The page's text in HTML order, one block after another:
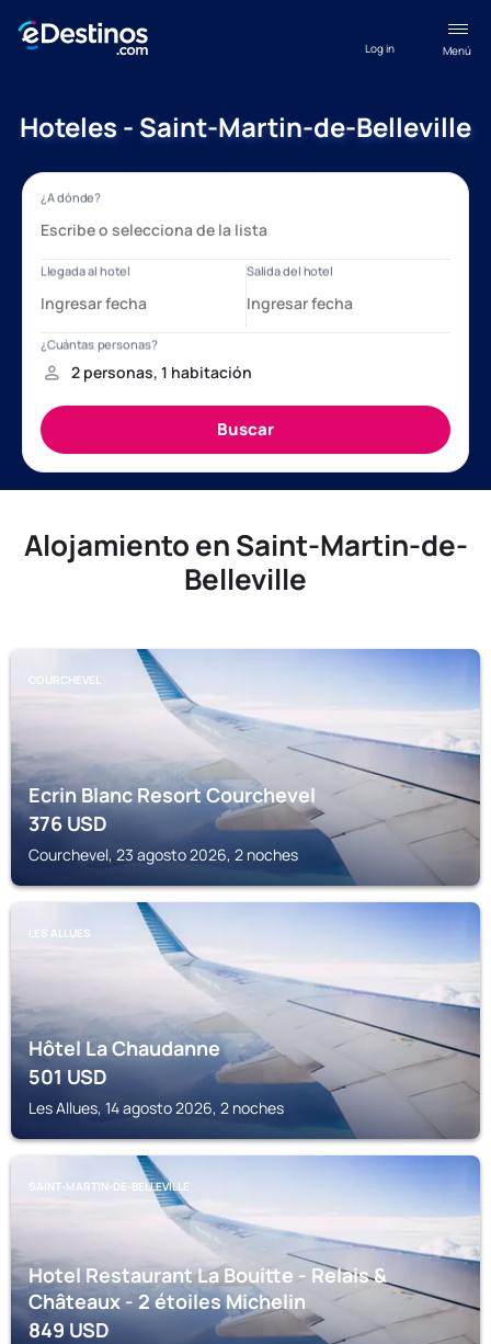
Menú
Log in
Hoteles - Saint-Martin-de-Belleville
Alojamiento en Saint-Martin-de-
Belleville
COURCHEVEL
Ecrin Blanc Resort Courchevel
376USD
Courchevel, 23 agosto 2026, 2 noches
LES ALLUES
Hôtel La Chaudanne
501USD
Les Allues, 14 agosto 2026, 2 noches
SAINT-MARTIN-DE-BELLEVILLE
Hotel Restaurant La Bouitte - Relais &
Châteaux - 2 étoiles Michelin
849USD